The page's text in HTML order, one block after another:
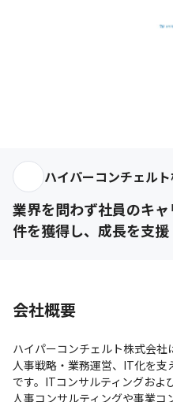
ハイパーコンチェル
業界を問わず社員のキ
件を獲得し、成長を支援
会社概要
ハイパーコンチェルト株式会
人事戦略・業務運営、IT化を
です。ITコンサルティングおよ
人事コンサルティングや事業